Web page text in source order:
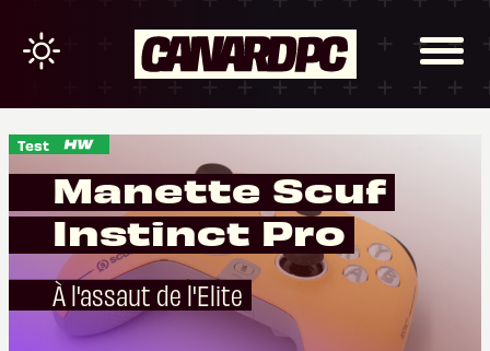
Test
Manette Scuf
Instinct Pro
À l'assaut de l'Elite